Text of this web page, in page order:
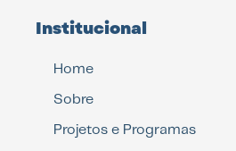
Institucional
Home
Sobre
Projetos e Programas